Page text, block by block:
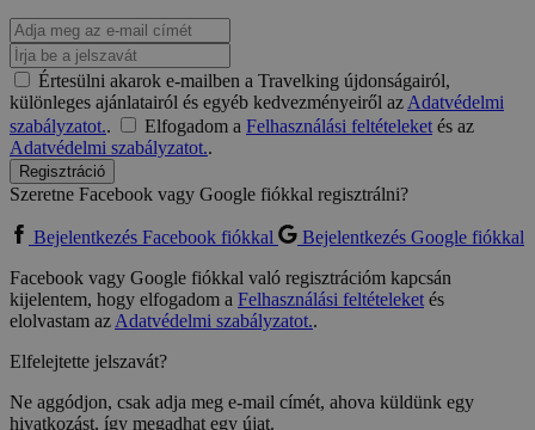
Értesülni akarok e-mailben a Travelking újdonságairól,
különleges ajánlatairól és egyéb kedvezményeiről azAdatvédelmi
szabályzatot.. Elfogadom a Felhasználási feltételeketés az
Adatvédelmi szabályzatot..
Regisztráció
Szeretne Facebook vagy Google fiókkal regisztrálni?
Bejelentkezés Facebook fiókkal
Bejelentkezés Google fiókkal
Facebook vagy Google fiókkal való regisztrációm kapcsán
kijelentem, hogy elfogadom a Felhasználási feltételeketés
elolvastam azAdatvédelmi szabályzatot..
Elfelejtette jelszavát?
Ne aggódjon, csak adja meg e-mail címét, ahova küldünk egy
hivatkozást, így megadhat egy újat.